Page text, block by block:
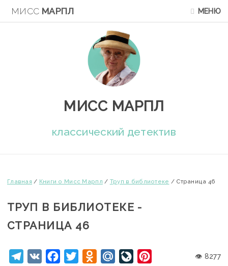
МИСС МАРПЛ МЕНЮ
МИСС МАРПЛ
классический детектив
Главная / Книги о Мисс Марпл / Труп в библиотеке / Страница 46
ТРУП В БИБЛИОТЕКЕ -
СТРАНИЦА 46
Telegram
VK FacebookTwitterOdnoklassniki
Mail.RuLiveJournal 👁 8277